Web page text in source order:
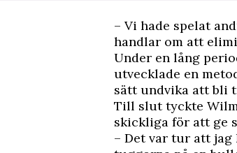
– Vi hade spelat
handlar om att
Under en lång
utvecklade en
sätt undvika att bli
Till slut tyckte
skickliga för att ge
– Det var tur att jag